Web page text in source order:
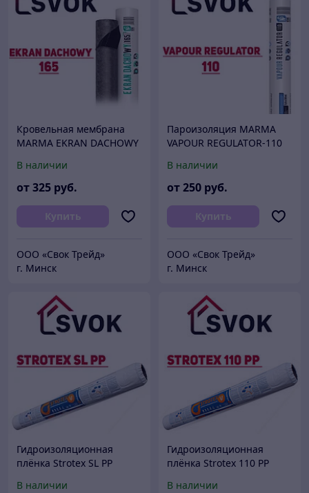
Кровельная мембрана
MARMA EKRAN DACHOWY
В наличии
от325 руб.
Купить
ООО «Свок Трейд»
г. Минск
Пароизоляция MARMA
VAPOUR REGULATOR-110
В наличии
от250 руб.
Купить
ООО «Свок Трейд»
г. Минск
Гидроизоляционная
плёнка Strotex SL PP
В наличии
Гидроизоляционная
плёнка Strotex 110 PP
В наличии